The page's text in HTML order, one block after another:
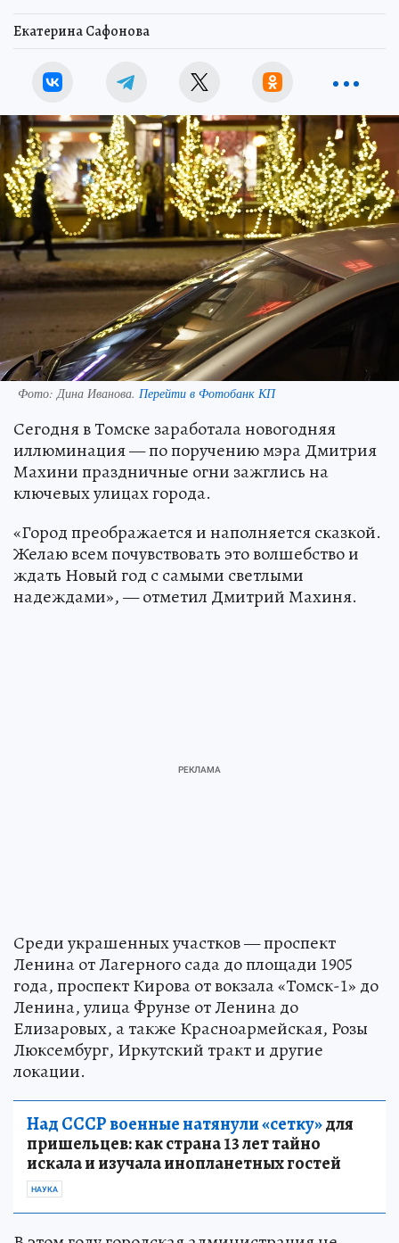
Екатерина Сафонова
Фото: Дина Иванова. Перейти в Фотобанк КП
Сегодня в Томске заработала новогодняя
иллюминация — по поручению мэра Дмитрия
Махини праздничные огни зажглись на
ключевых улицах города.
«Город преображается и наполняется сказкой.
Желаю всем почувствовать это волшебство и
ждать Новый год с самыми светлыми
надеждами», — отметил Дмитрий Махиня.
Среди украшенных участков — проспект
Ленина от Лагерного сада до площади 1905
года, проспект Кирова от вокзала «Томск-1» до
Ленина, улица Фрунзе от Ленина до
Елизаровых, а также Красноармейская, Розы
Люксембург, Иркутский тракт и другие
локации.
Над СССР военные натянули «сетку»для
пришельцев: как страна 13 лет тайно
искала и изучала инопланетных гостей
НАУКА